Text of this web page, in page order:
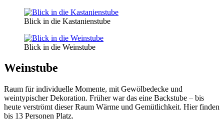
Blick in die Kastanienstube
Blick in die Weinstube
Weinstube
Raum für individuelle Momente, mit Gewölbedecke und
weintypischer Dekoration. Früher war das eine Backstube – bis
heute verströmt dieser Raum Wärme und Gemütlichkeit. Hier finden
bis 13 Personen Platz.